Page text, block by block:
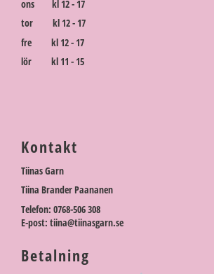
ons kl 12 - 17
tor kl 12 - 17
fre kl 12 - 17
lör kl 11 - 15
Kontakt
Tiinas Garn
Tiina Brander Paananen
Telefon: 0768-506 308
E-post: tiina@tiinasgarn.se
Betalning